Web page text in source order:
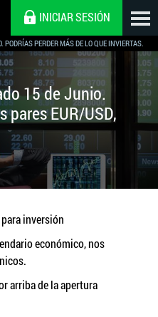
PODRÍAS PERDER MÁS DE LO QUE INVIERTAS.
INICIAR SESIÓN
15 de Junio.
pares EUR/USD,
inversión
económico, nos
arriba de la apertura